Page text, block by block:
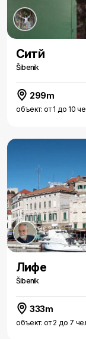
Cитй
Šibenik
299m
объект: от 1 до 10
Лифе
Šibenik
333m
объект: от 2 до 7